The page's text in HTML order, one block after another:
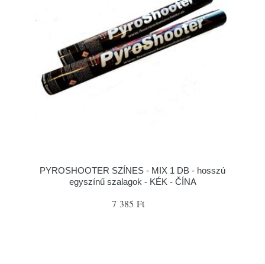
PYROSHOOTER SZÍNES - MIX 1 DB - hosszú
egyszínű szalagok - KÉK - ČÍNA
7 385 Ft